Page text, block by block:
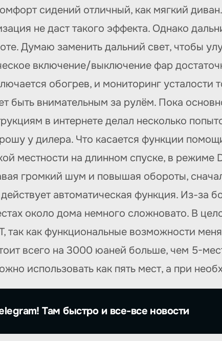
сидений отличный, как мягкий
не даст такого эффекта. Однако
Думаю заменить дальний свет, чтобы
включение/выключение фар
обогрев, и мониторинг
быть внимательным за рулём. Пока
в интернете делал несколько
у дилера. Что касается функции
местности на длинном спуске, в режиме
громкий шум и повышая обороты,
действует автоматическая функция. Из-за
около дома немного сложновато. В
так как функциональные возможности
всего на 3000 юаней больше, чем 5-
использовать как пять мест, а при
Там быстро и все-все новости